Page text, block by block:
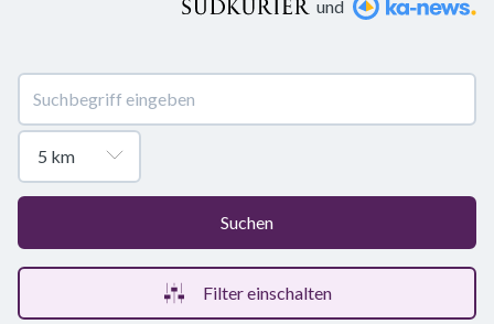
und
Suchen
Filter einschalten